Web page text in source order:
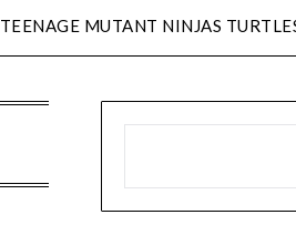
TEENAGE MUTANT NINJAS